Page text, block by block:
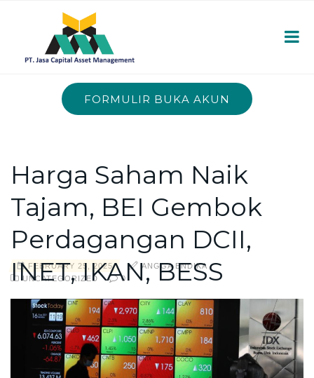
FORMULIR BUKA AKUN
Harga Saham Naik
Tajam, BEI Gembok
Perdagangan DCII,
INET, IKAN, BESS
FEBRUARY 25, 2025
ANGGA ENDIKA
UNCATEGORIZED
0